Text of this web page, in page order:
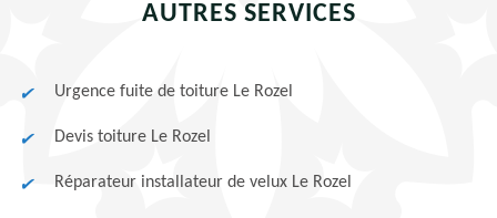
AUTRES SERVICES
Urgence fuite de toiture Le Rozel
Devis toiture Le Rozel
Réparateur installateur de velux Le Rozel